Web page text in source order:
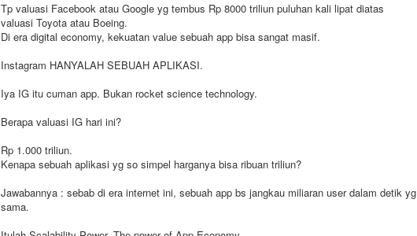
Tp valuasi Facebook atau Google yg tembus Rp 8000 triliun puluhan kali lipat diatas
valuasi Toyota atau Boeing.
Di era digital economy, kekuatan value sebuah app bisa sangat masif.
Instagram HANYALAH SEBUAH APLIKASI.
Iya IG itu cuman app. Bukan rocket science technology.
Berapa valuasi IG hari ini?
Rp 1.000 triliun.
Kenapa sebuah aplikasi yg so simpel harganya bisa ribuan triliun?
Jawabannya : sebab di era internet ini, sebuah app bs jangkau miliaran user dalam detik yg
sama.